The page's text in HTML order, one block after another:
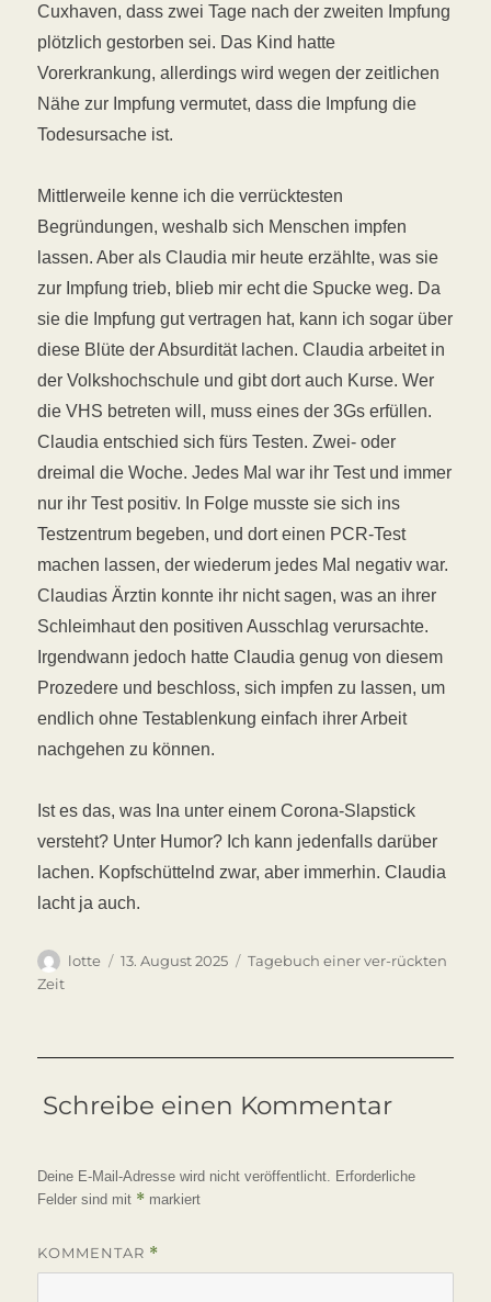
Cuxhaven, dass zwei Tage nach der zweiten Impfung
plötzlich gestorben sei. Das Kind hatte
Vorerkrankung, allerdings wird wegen der zeitlichen
Nähe zur Impfung vermutet, dass die Impfung die
Todesursache ist.
Mittlerweile kenne ich die verrücktesten
Begründungen, weshalb sich Menschen impfen
lassen. Aber als Claudia mir heute erzählte, was sie
zur Impfung trieb, blieb mir echt die Spucke weg. Da
sie die Impfung gut vertragen hat, kann ich sogar über
diese Blüte der Absurdität lachen. Claudia arbeitet in
der Volkshochschule und gibt dort auch Kurse. Wer
die VHS betreten will, muss eines der 3Gs erfüllen.
Claudia entschied sich fürs Testen. Zwei- oder
dreimal die Woche. Jedes Mal war ihr Test und immer
nur ihr Test positiv. In Folge musste sie sich ins
Testzentrum begeben, und dort einen PCR-Test
machen lassen, der wiederum jedes Mal negativ war.
Claudias Ärztin konnte ihr nicht sagen, was an ihrer
Schleimhaut den positiven Ausschlag verursachte.
Irgendwann jedoch hatte Claudia genug von diesem
Prozedere und beschloss, sich impfen zu lassen, um
endlich ohne Testablenkung einfach ihrer Arbeit
nachgehen zu können.
Ist es das, was Ina unter einem Corona-Slapstick
versteht? Unter Humor? Ich kann jedenfalls darüber
lachen. Kopfschüttelnd zwar, aber immerhin. Claudia
lacht ja auch.
Autor
lotte
Veröffentlicht
13. August 2025 Kategorien
Tagebuch einer ver-rückten
Zeit
Schreibe einen Kommentar
Deine E-Mail-Adresse wird nicht veröffentlicht. Erforderliche
Felder sind mit * markiert
KOMMENTAR *